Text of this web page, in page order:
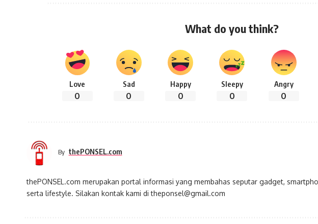
What do you think?
Love
0
Sad
0
Happy
0
Sleepy
0
Angry
0
By thePONSEL.com
thePONSEL.com merupakan portal informasi yang membahas seputar gadget,
serta lifestyle. Silakan kontak kami di theponsel@gmail.com